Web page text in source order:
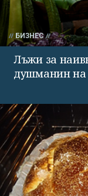
БИЗНЕС
Лъжи за
душманин на